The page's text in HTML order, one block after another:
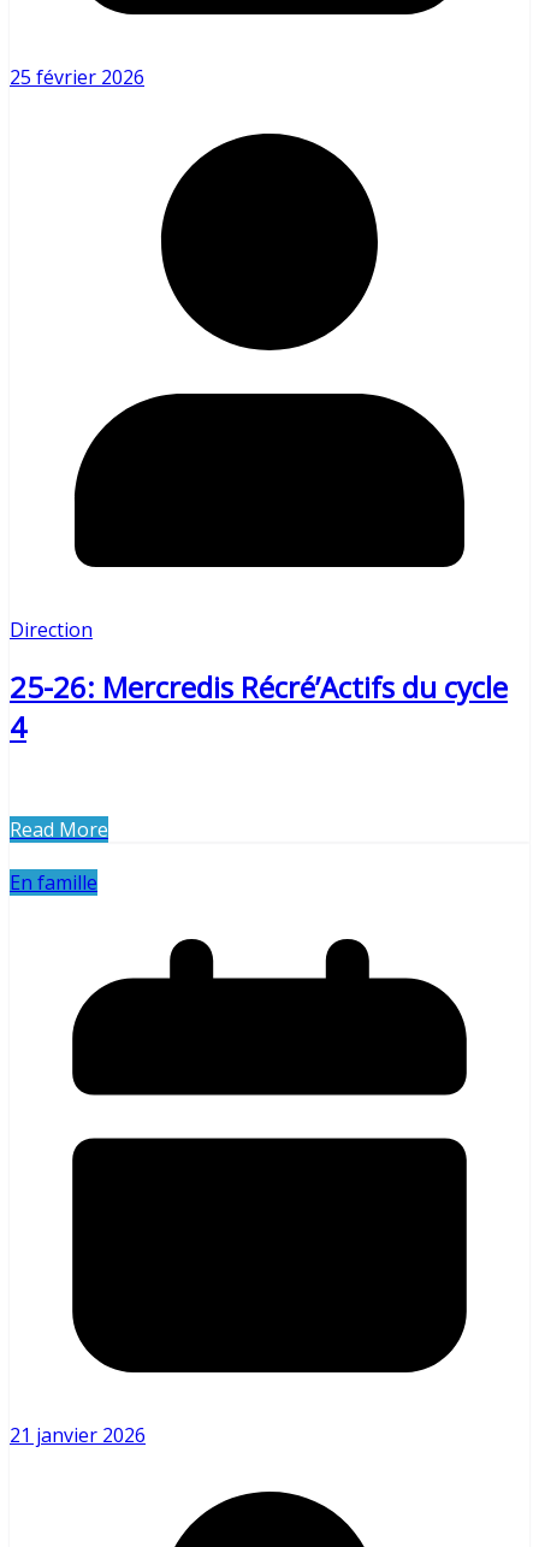
25 février 2026
Direction
25-26: Mercredis Récré’Actifs du cycle
4
Read More
En famille
21 janvier 2026